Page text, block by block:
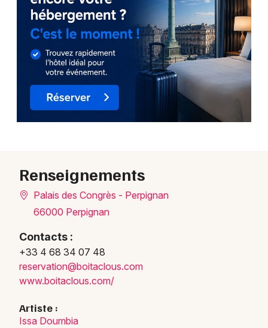
66 - Pyrénées-Orientales
Je m'abonne
Renseignements
Palais des Congrès - Perpignan
66000 Perpignan
Contacts :
+33 4 68 34 07 48
reservation@boitaclous.com
www.boitaclous.com/
Artiste :
Issa Doumbia